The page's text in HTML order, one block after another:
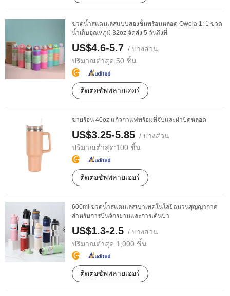
ขวดน้ำสแตนเลสแบบสองชั้นพร้อมหลอด Owola 1: 1 ขวด
น้ำเก็บอุณหภูมิ 32oz จัดส่ง 5 วันถึงที่
US$4.6-5.7 / บางส่วน
ปริมาณต่ำสุด:50 ชิ้น
ติดต่อซัพพลายเออร์
ขายร้อน 40oz แก้วกาแฟพร้อมที่จับและฝาปิดหลอด
US$3.25-5.85 / บางส่วน
ปริมาณต่ำสุด:100 ชิ้น
ติดต่อซัพพลายเออร์
600ml ขวดน้ำสแตนเลสเบาเทคโนโลยีฉนวนสุญญากาศ
สำหรับการปั่นจักรยานและการเดินป่า
US$1.3-2.5 / บางส่วน
ปริมาณต่ำสุด:1,000 ชิ้น
ติดต่อซัพพลายเออร์